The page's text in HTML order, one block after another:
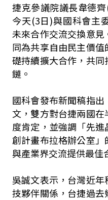
捷克參議院議長韋德
今天(3日)與國科會主
未來合作交流交換意
同為共享自由民主價
礎持續擴大合作，共
鏈。
國科會發布新聞稿指
文，雙方對台捷兩國
度肯定，並強調「先
創計畫布拉格辦公室
與產業界交流提供最佳
吳誠文表示，台灣近
技夥伴關係，台捷過